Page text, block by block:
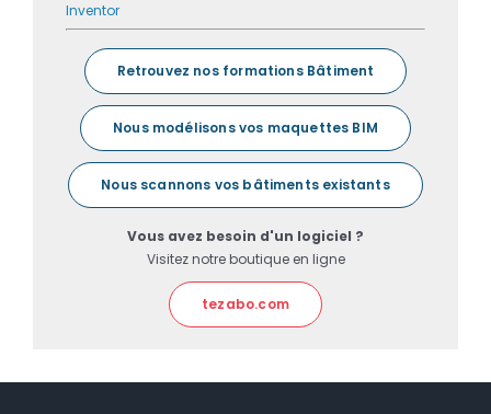
Inventor
Retrouvez nos formations Bâtiment
Nous modélisons vos maquettes BIM
Nous scannons vos bâtiments existants
Vous avez besoin d'un logiciel ?
Visitez notre boutique en ligne
tezabo.com